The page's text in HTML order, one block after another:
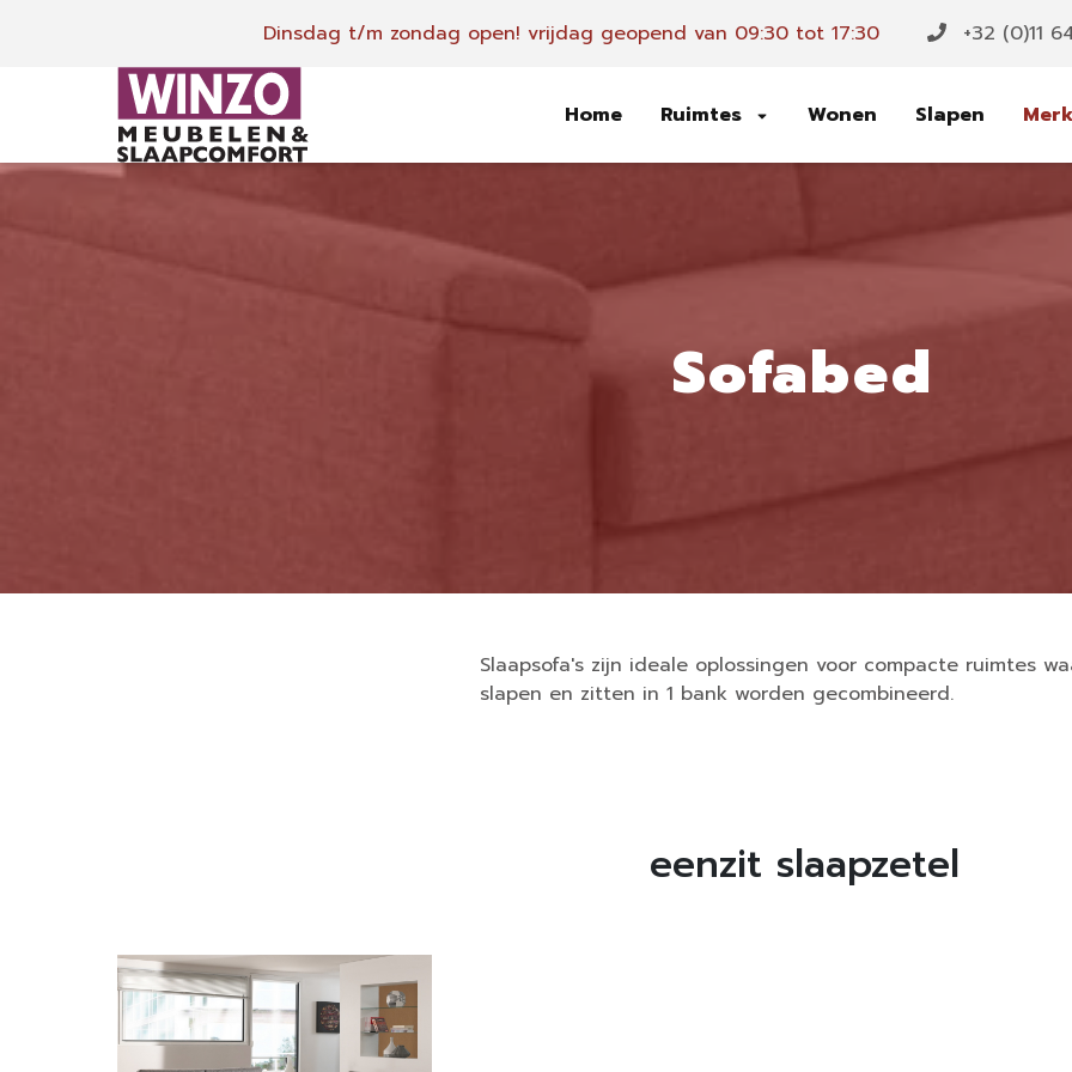
Dinsdag t/m zondag open! vrijdag geopend van 09:30 tot 17:30 +32 (0)11
Home Ruimtes Wonen Slapen
Sofabed
Slaapsofa's zijn ideale oplossingen voor compacte ruimtes
slapen en zitten in 1 bank worden gecombineerd.
eenzit slaapzetel